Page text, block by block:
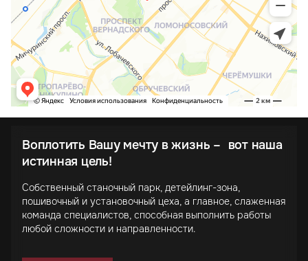
Воплотить Вашу мечту в жизнь – вот наша
истинная цель!
Собственный станочный парк, детейлинг-зона,
пошивочный и установочный цеха, а главное, слаженная
команда специалистов, способная выполнить работы
любой сложности и направленности.